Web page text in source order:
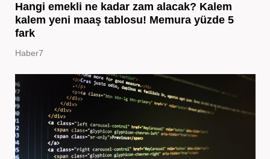
Hangi emekli ne kadar zam alacak? Kalem
kalem yeni maaş tablosu! Memura yüzde 5
fark
Haber7